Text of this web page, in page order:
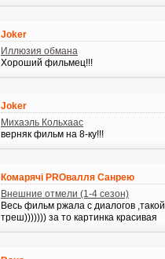
Joker
Иллюзия обмана
Хороший фильмец!!!
Joker
Михаэль Кольхаас
верняк фильм на 8-ку!!!
Комарячі PROвалля Санрею
Внешние отмели (1-4 сезон)
Весь фильм ржала с диалогов ,такой
треш))))))) за то картинка красивая